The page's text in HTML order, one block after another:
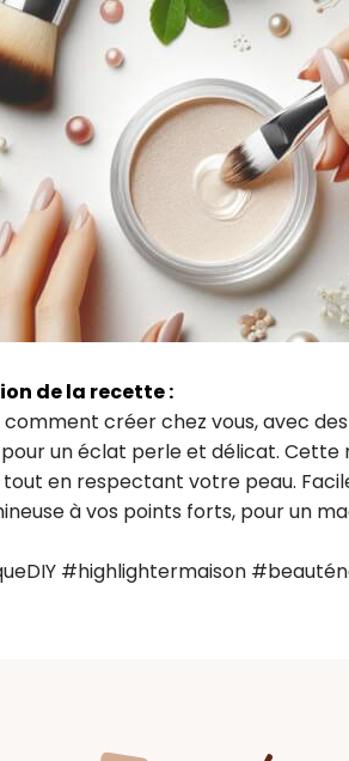
Liquide
Entretien
Autre
> Voir tout
de la recette :
créer chez vous, avec
un éclat perle et délicat.
en respectant votre peau.
à vos points forts, pour un
#highlightermaison